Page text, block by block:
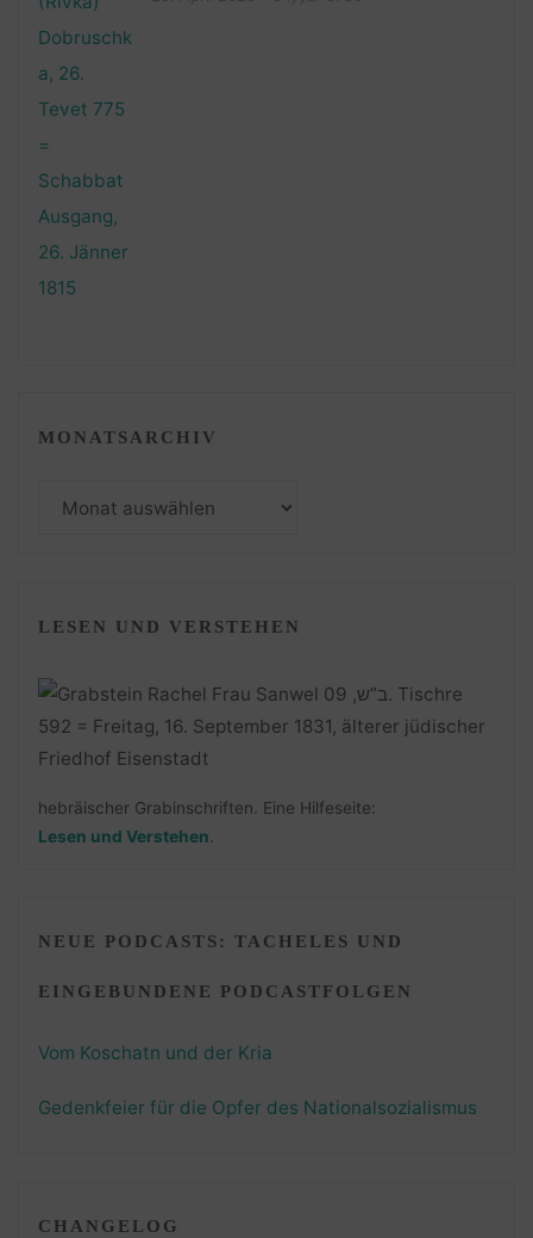
MONATSARCHIV
LESEN UND VERSTEHEN
hebräischer Grabinschriften. Eine Hilfeseite:
Lesen und Verstehen
NEUE PODCASTS: TACHELES UND
EINGEBUNDENE PODCASTFOLGEN
Vom Koschatn und der Kria
Gedenkfeier für die Opfer des Nationalsozialismus
CHANGELOG